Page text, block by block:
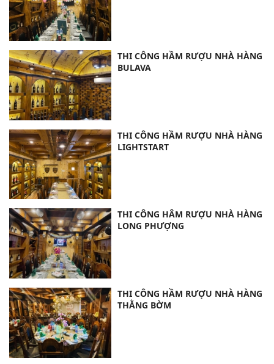
THI CÔNG HẦM RƯỢU NHÀ HÀNG
BULAVA
THI CÔNG HẦM RƯỢU NHÀ HÀNG
LIGHTSTART
THI CÔNG HÂM RƯỢU NHÀ HÀNG
LONG PHƯỢNG
THI CÔNG HẦM RƯỢU NHÀ HÀNG
THẰNG BỜM